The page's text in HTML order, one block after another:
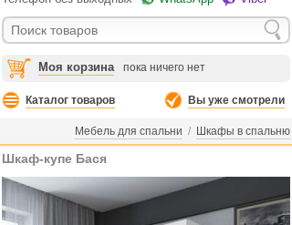
Моя корзина пока ничего нет
Каталог товаров Вы уже смотрели
Мебель для спальни / Шкафы в спальню
Шкаф-купе Бася